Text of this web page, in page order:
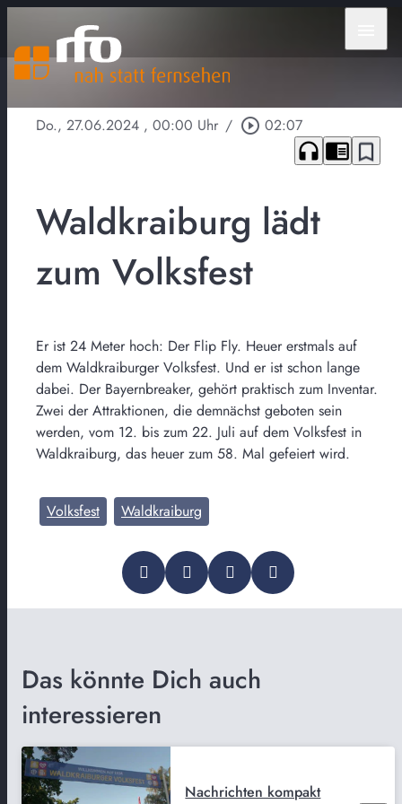
Do., 27.06.2024 , 00:00 Uhr / play_circle_outline 02:07
headphones chrome_reader_mode bookmark_border
Waldkraiburg lädt
zum Volksfest
Er ist 24 Meter hoch: Der Flip Fly. Heuer erstmals auf
dem Waldkraiburger Volksfest. Und er ist schon lange
dabei. Der Bayernbreaker, gehört praktisch zum Inventar.
Zwei der Attraktionen, die demnächst geboten sein
werden, vom 12. bis zum 22. Juli auf dem Volksfest in
Waldkraiburg, das heuer zum 58. Mal gefeiert wird.
Volksfest Waldkraiburg
Das könnte Dich auch
interessieren
Nachrichten kompakt